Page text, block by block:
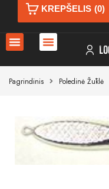
KREPŠELIS (0)
Pagrindinis Poledinė Žūklė